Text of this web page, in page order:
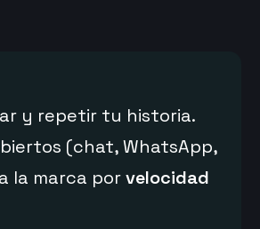
y repetir tu historia.
(chat, WhatsApp,
la marca porvelocidad